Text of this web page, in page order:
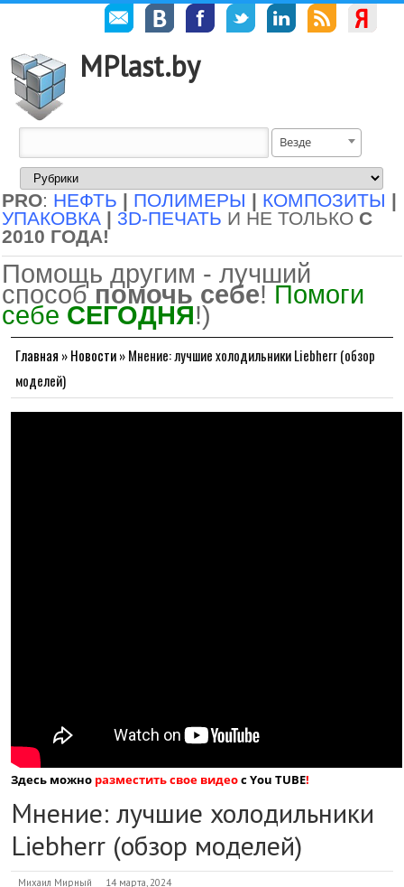
MPlast.by
Везде
PRO: НЕФТЬ | ПОЛИМЕРЫ | КОМПОЗИТЫ |
УПАКОВКА | 3D-ПЕЧАТЬ И НЕ ТОЛЬКО С
2010 ГОДА!
Помощь другим - лучший
способ помочь себе! Помоги
себе СЕГОДНЯ!)
Главная »Новости»Мнение: лучшие холодильники Liebherr (обзор
моделей)
Здесь можно разместить свое видеос You TUBE!
Мнение: лучшие холодильники
Liebherr (обзор моделей)
Михаил Мирный 14 марта, 2024